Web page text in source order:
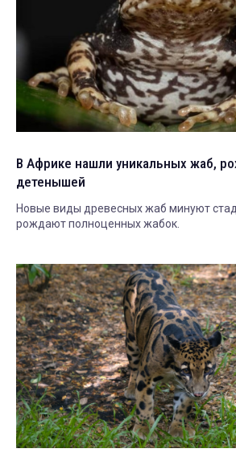
В Африке нашли уникальных жаб,
детенышей
Новые виды древесных жаб минуют
рождают полноценных жабок.